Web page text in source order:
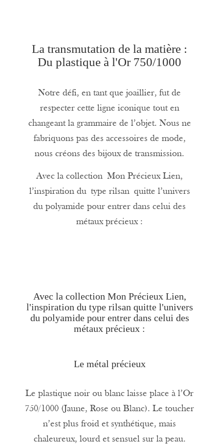
La transmutation de la matière :
Du plastique à l'Or 750/1000
Notre défi, en tant que joaillier, fut de
respecter cette ligne iconique tout en
changeant la grammaire de l’objet. Nous ne
fabriquons pas des accessoires de mode,
nous créons des bijoux de transmission.
Avec la collection Mon Précieux Lien,
l’inspiration du type rilsanquitte l’univers
du polyamide pour entrer dans celui des
métaux précieux :
Avec la collection Mon Précieux Lien,
l'inspiration du type rilsan quitte l'univers
du polyamide pour entrer dans celui des
métaux précieux :
Le métal précieux
Le plastique noir ou blanc laisse place à l’Or
750/1000 (Jaune, Rose ou Blanc). Le toucher
n’est plus froid et synthétique, mais
chaleureux, lourd et sensuel sur la peau.